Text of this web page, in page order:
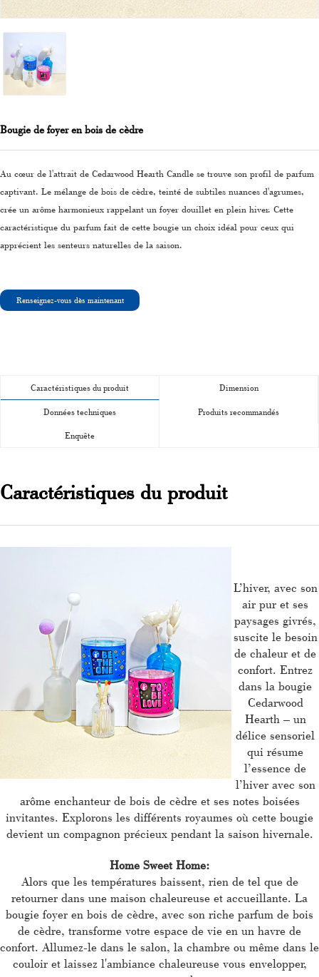
Bougie de foyer en bois de cèdre
Au cœur de l'attrait de Cedarwood Hearth Candle se trouve son profil de parfum
captivant. Le mélange de bois de cèdre, teinté de subtiles nuances d'agrumes,
crée un arôme harmonieux rappelant un foyer douillet en plein hiver. Cette
caractéristique du parfum fait de cette bougie un choix idéal pour ceux qui
apprécient les senteurs naturelles de la saison.
Renseignez-vous dès maintenant
Caractéristiques du produit Dimension
Données techniques Produits recommandés
Enquête
Caractéristiques du produit
L’hiver, avec son
air pur et ses
paysages givrés,
suscite le besoin
de chaleur et de
confort. Entrez
dans la bougie
Cedarwood
Hearth – un
délice sensoriel
qui résume
l’essence de
l’hiver avec son
arôme enchanteur de bois de cèdre et ses notes boisées
invitantes. Explorons les différents royaumes où cette bougie
devient un compagnon précieux pendant la saison hivernale.
Home Sweet Home:
Alors que les températures baissent, rien de tel que de
retourner dans une maison chaleureuse et accueillante. La
bougie foyer en bois de cèdre, avec son riche parfum de bois
de cèdre, transforme votre espace de vie en un havre de
confort. Allumez-le dans le salon, la chambre ou même dans le
couloir et laissez l'ambiance chaleureuse vous envelopper,